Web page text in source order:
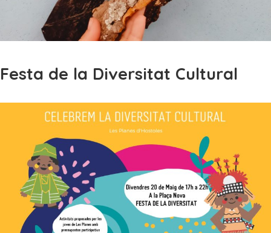
Festa de la Diversitat Cultural